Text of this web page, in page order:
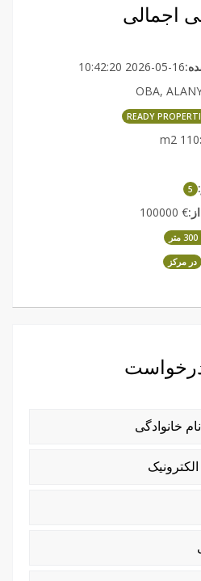
اجمالی
2026-05-16 10:42:20
OBA,
READY
110 m2
5
€ 100000
در مرکز